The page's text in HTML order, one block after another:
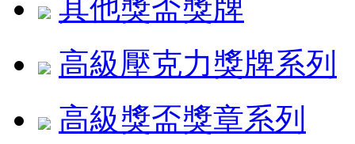
其他獎盃獎牌
高級壓克力獎牌系列
高級獎盃獎章系列